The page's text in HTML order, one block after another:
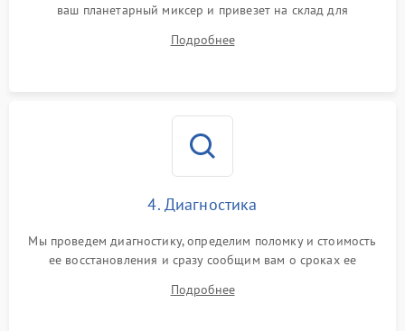
ваш планетарный миксер и привезет на склад для
Подробнее
4. Диагностика
Мы проведем диагностику, определим поломку и стоимость
ее восстановления и сразу сообщим вам о сроках ее
Подробнее